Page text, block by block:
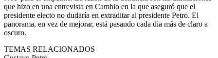
que hizo en una entrevista en Cambio en la que aseguró que el
presidente electo no dudaría en extraditar al presidente Petro. El
panorama, en vez de mejorar, está pasando cada día más de claro a
oscuro.
TEMAS RELACIONADOS